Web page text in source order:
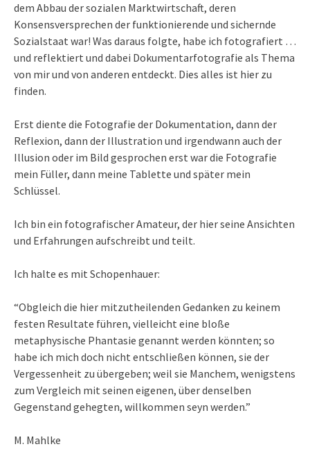
dem Abbau der sozialen Marktwirtschaft, deren
Konsensversprechen der funktionierende und sichernde
Sozialstaat war! Was daraus folgte, habe ich fotografiert …
und reflektiert und dabei Dokumentarfotografie als Thema
von mir und von anderen entdeckt. Dies alles ist hier zu
finden.
Erst diente die Fotografie der Dokumentation, dann der
Reflexion, dann der Illustration und irgendwann auch der
Illusion oder im Bild gesprochen erst war die Fotografie
mein Füller, dann meine Tablette und später mein
Schlüssel.
Ich bin ein fotografischer Amateur, der hier seine Ansichten
und Erfahrungen aufschreibt und teilt.
Ich halte es mit Schopenhauer:
“Obgleich die hier mitzutheilenden Gedanken zu keinem
festen Resultate führen, vielleicht eine bloße
metaphysische Phantasie genannt werden könnten; so
habe ich mich doch nicht entschließen können, sie der
Vergessenheit zu übergeben; weil sie Manchem, wenigstens
zum Vergleich mit seinen eigenen, über denselben
Gegenstand gehegten, willkommen seyn werden.”
M. Mahlke